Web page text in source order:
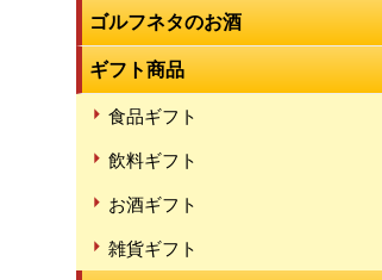
ゴルフネタのお酒
ギフト商品
食品ギフト
飲料ギフト
お酒ギフト
雑貨ギフト